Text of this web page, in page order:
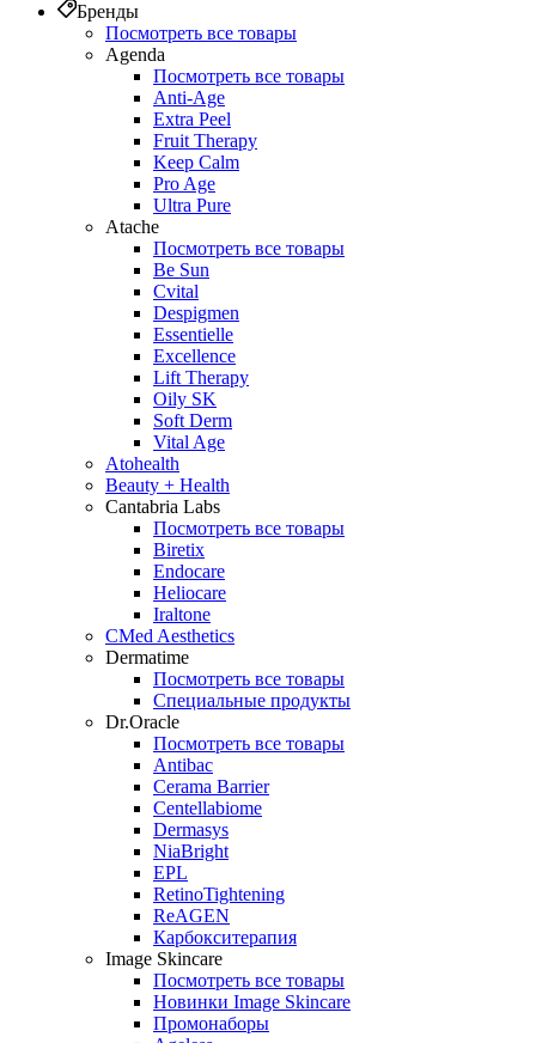
Бренды
Посмотреть все товары
Agenda
Посмотреть все товары
Anti‑Age
Extra Peel
Fruit Therapy
Keep Calm
Pro Age
Ultra Pure
Atache
Посмотреть все товары
Be Sun
Cvital
Despigmen
Essentielle
Excellence
Lift Therapy
Oily SK
Soft Derm
Vital Age
Atohealth
Beauty + Health
Cantabria Labs
Посмотреть все товары
Biretix
Endocare
Heliocare
Iraltone
CMed Aesthetics
Dermatime
Посмотреть все товары
Специальные продукты
Dr.Oracle
Посмотреть все товары
Antibac
Cerama Barrier
Centellabiome
Dermasys
NiaBright
EPL
RetinoTightening
ReAGEN
Карбокситерапия
Image Skincare
Посмотреть все товары
Новинки Image Skincare
Промонаборы